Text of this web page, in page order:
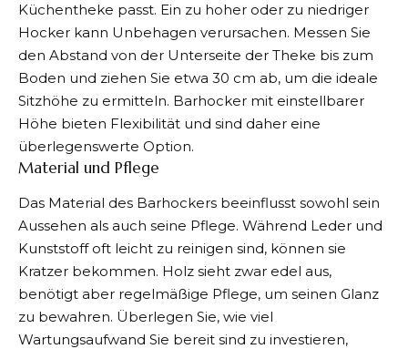
Küchentheke passt. Ein zu hoher oder zu niedriger
Hocker kann Unbehagen verursachen. Messen Sie
den Abstand von der Unterseite der Theke bis zum
Boden und ziehen Sie etwa 30 cm ab, um die ideale
Sitzhöhe zu ermitteln. Barhocker mit einstellbarer
Höhe bieten Flexibilität und sind daher eine
überlegenswerte Option.
Material und Pflege
Das Material des Barhockers beeinflusst sowohl sein
Aussehen als auch seine Pflege. Während Leder und
Kunststoff oft leicht zu reinigen sind, können sie
Kratzer bekommen. Holz sieht zwar edel aus,
benötigt aber regelmäßige Pflege, um seinen Glanz
zu bewahren. Überlegen Sie, wie viel
Wartungsaufwand Sie bereit sind zu investieren,